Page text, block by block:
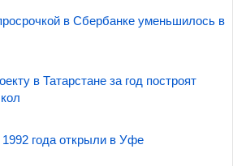
в Сбербанке уменьшилось в
в Татарстане за год построят
года открыли в Уфе